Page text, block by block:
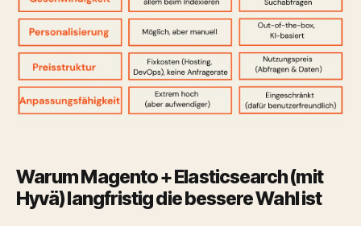
Warum Magento + Elasticsearch (mit
Hyvä) langfristig die bessere Wahl ist